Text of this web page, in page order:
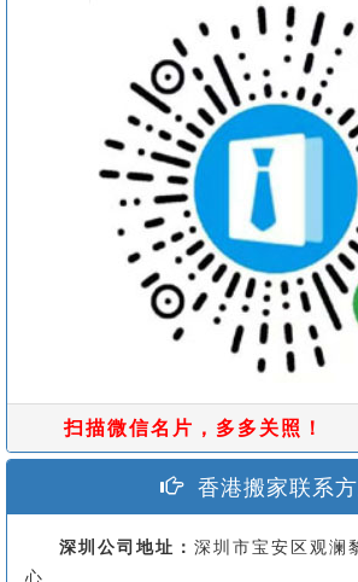
扫描微信名片，多多关照！
香港搬家联系
深圳公司地址： 深圳市宝安区观澜
心